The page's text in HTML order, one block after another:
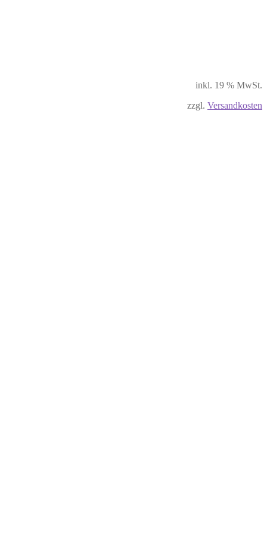
inkl. 19 % MwSt.
zzgl. Versandkosten